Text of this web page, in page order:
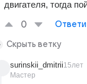
двигателя, тогда
0
Скрыть ветку
surinskii_dmitrii
Мастер
15лет